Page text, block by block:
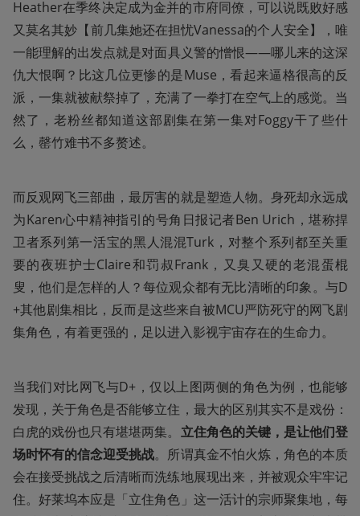
Heather在季终决定成为金并的市府同僚，可以说既败好感
又莫名其妙【前几集她还在担忧Vanessa的个人安全】，唯
一能理解的出发点就是对面具义警的憎恨——哪儿来的这深
仇大恨啊？比这几位更惨的是Muse，看起来逼格很高的反
派，一集就被献祭掉了，充满了一拳打在空气上的感觉。当
然了，老粉丝都知道这部剧集在第一集对Foggy干了些什
么，罄竹难书不多赘述。
而反观网飞三部曲，最厉害的就是塑造人物。身死却永远成
为Karen心中精神指引的号角日报记者Ben Urich，堪称捍
卫者系列第一活宝的黑人混混Turk，对整个系列都至关重
要的夜班护士Claire和罚叔Frank，又臭又硬的老混蛋棍
叟，他们是怎样的人？每位观众都有无比清晰的印象。与D
+其他剧集相比，反而是这些来自被MCU严防死守的网飞剧
集角色，有着更强的，足以进入影视宇宙存在的生命力。
当我们对比网飞与D+，仅以上图两侧的角色为例，也能够
发现，关于角色是否能够立住，最大的区别其实不是戏份：
白虎的戏份也只有堪堪两集。 立住角色的关键，是让他们登
场时怀有的信念迎受挑战。所谓真金不怕火炼，角色的本质
会在接受挑战之后清晰而洗练地展现出来，并被观众牢牢记
住。好莱坞本应是「立住角色」这一活计的宗师聚集地，每